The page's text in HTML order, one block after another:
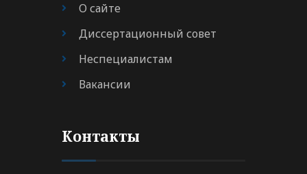
О сайте
Диссертационный совет
Неспециалистам
Вакансии
Контакты